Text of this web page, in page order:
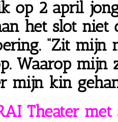
op 2 april
het slot niet
“Zit mijn
Waarop mijn
mijn kin
Theater